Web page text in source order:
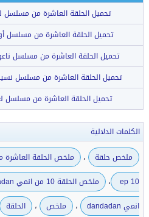
تحميل الحلقة العاشرة من مسلسل
تحميل الحلقة العاشرة من مسلسل
تحميل الحلقة العاشرة من مسلسل
تحميل الحلقة العاشرة من مسلسل
تحميل الحلقة العاشرة من مسلسل
الكلمات الدلالية
ملخص حلقة
، ملخص الحلقة العاشرة
ep 10
، ملخص الحلقة 10 من انمي dandadan
انمي dandadan
، ملخص ، الحلقة